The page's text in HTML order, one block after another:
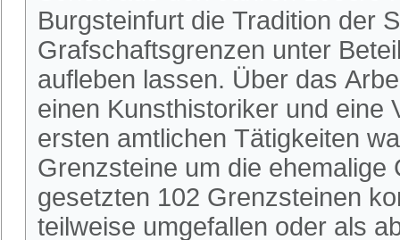
Burgsteinfurt die Tradition der
Grafschaftsgrenzen unter
aufleben lassen. Über das
einen Kunsthistoriker und eine
ersten amtlichen Tätigkeiten
Grenzsteine um die
gesetzten 102 Grenzsteinen
teilweise umgefallen oder als